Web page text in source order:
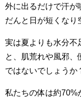
外に出るだけで汗が
だんと日が短くなり
実は夏よりも水分不
と、肌荒れや風邪
ではないでしょうか
私たちの体は約70%